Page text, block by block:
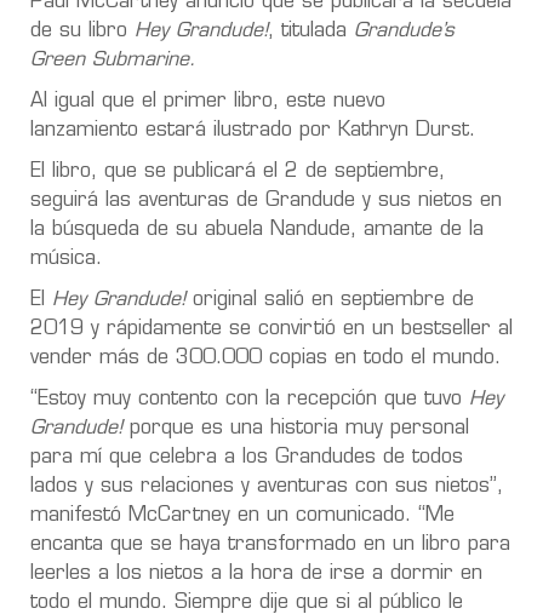
de su libro Hey Grandude!, titulada Grandude’s
Green Submarine.
Al igual que el primer libro, este nuevo
lanzamiento estará ilustrado por Kathryn Durst.
El libro, que se publicará el 2 de septiembre,
seguirá las aventuras de Grandude y sus nietos en
la búsqueda de su abuela Nandude, amante de la
música.
El Hey Grandude! original salió en septiembre de
2019 y rápidamente se convirtió en un bestseller al
vender más de 300.000 copias en todo el mundo.
“Estoy muy contento con la recepción que tuvo Hey
Grandude!porque es una historia muy personal
para mí que celebra a los Grandudes de todos
lados y sus relaciones y aventuras con sus nietos”,
manifestó McCartney en un comunicado. “Me
encanta que se haya transformado en un libro para
leerles a los nietos a la hora de irse a dormir en
todo el mundo. Siempre dije que si al público le